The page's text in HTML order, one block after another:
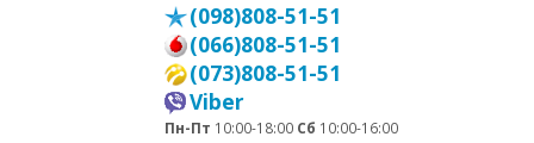
(098)808-51-51
(066)808-51-51
(073)808-51-51
Viber
Пн-Пт 10:00-18:00 Сб 10:00-16:00